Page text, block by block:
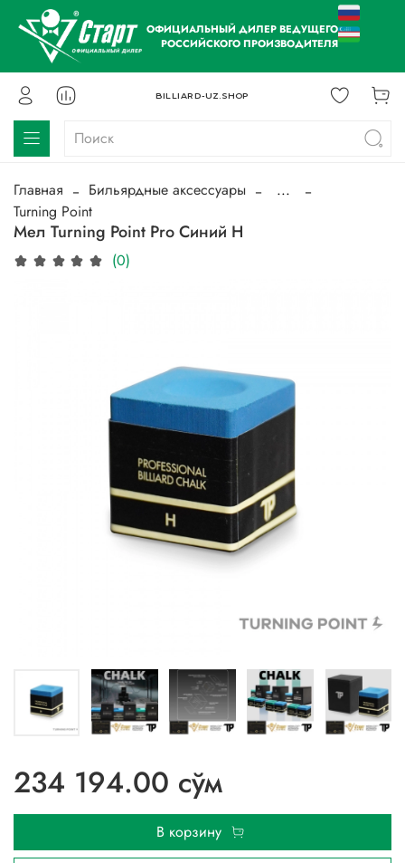
ОФИЦИАЛЬНЫЙ ДИЛЕР ВЕДУЩЕГО
РОССИЙСКОГО ПРОИЗВОДИТЕЛЯ
BILLIARD-UZ.SHOP
Главная Бильярдные аксессуары
...
Turning Point
Мел Turning Point Pro Синий H
(0)
234 194.00 сўм
В корзину